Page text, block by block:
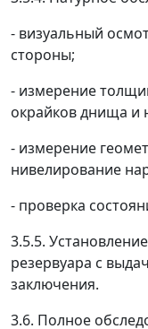
- визуальный
стороны;
- измерение
окрайков днища и
- измерение
нивелирование
- проверка
3.5.5.
резервуара с
заключения.
3.6. Полное